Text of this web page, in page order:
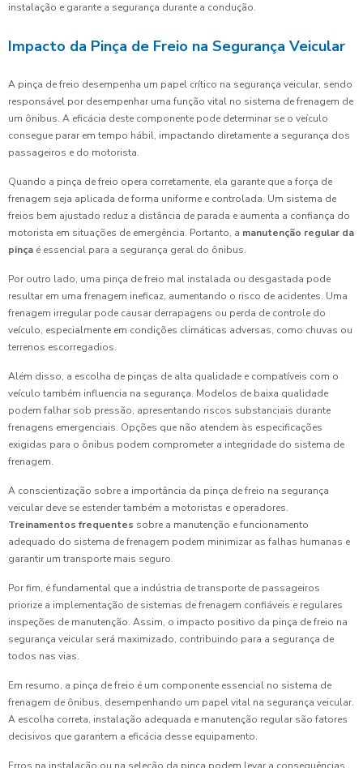
instalação e garante a segurança durante a condução.
Impacto da Pinça de Freio na Segurança Veicular
A pinça de freio desempenha um papel crítico na segurança veicular, sendo
responsável por desempenhar uma função vital no sistema de frenagem de
um ônibus. A eficácia deste componente pode determinar se o veículo
consegue parar em tempo hábil, impactando diretamente a segurança dos
passageiros e do motorista.
Quando a pinça de freio opera corretamente, ela garante que a força de
frenagem seja aplicada de forma uniforme e controlada. Um sistema de
freios bem ajustado reduz a distância de parada e aumenta a confiança do
motorista em situações de emergência. Portanto, a manutenção regular da
pinça é essencial para a segurança geral do ônibus.
Por outro lado, uma pinça de freio mal instalada ou desgastada pode
resultar em uma frenagem ineficaz, aumentando o risco de acidentes. Uma
frenagem irregular pode causar derrapagens ou perda de controle do
veículo, especialmente em condições climáticas adversas, como chuvas ou
terrenos escorregadios.
Além disso, a escolha de pinças de alta qualidade e compatíveis com o
veículo também influencia na segurança. Modelos de baixa qualidade
podem falhar sob pressão, apresentando riscos substanciais durante
frenagens emergenciais. Opções que não atendem às especificações
exigidas para o ônibus podem comprometer a integridade do sistema de
frenagem.
A conscientização sobre a importância da pinça de freio na segurança
veicular deve se estender também a motoristas e operadores.
Treinamentos frequentes sobre a manutenção e funcionamento
adequado do sistema de frenagem podem minimizar as falhas humanas e
garantir um transporte mais seguro.
Por fim, é fundamental que a indústria de transporte de passageiros
priorize a implementação de sistemas de frenagem confiáveis e regulares
inspeções de manutenção. Assim, o impacto positivo da pinça de freio na
segurança veicular será maximizado, contribuindo para a segurança de
todos nas vias.
Em resumo, a pinça de freio é um componente essencial no sistema de
frenagem de ônibus, desempenhando um papel vital na segurança veicular.
A escolha correta, instalação adequada e manutenção regular são fatores
decisivos que garantem a eficácia desse equipamento.